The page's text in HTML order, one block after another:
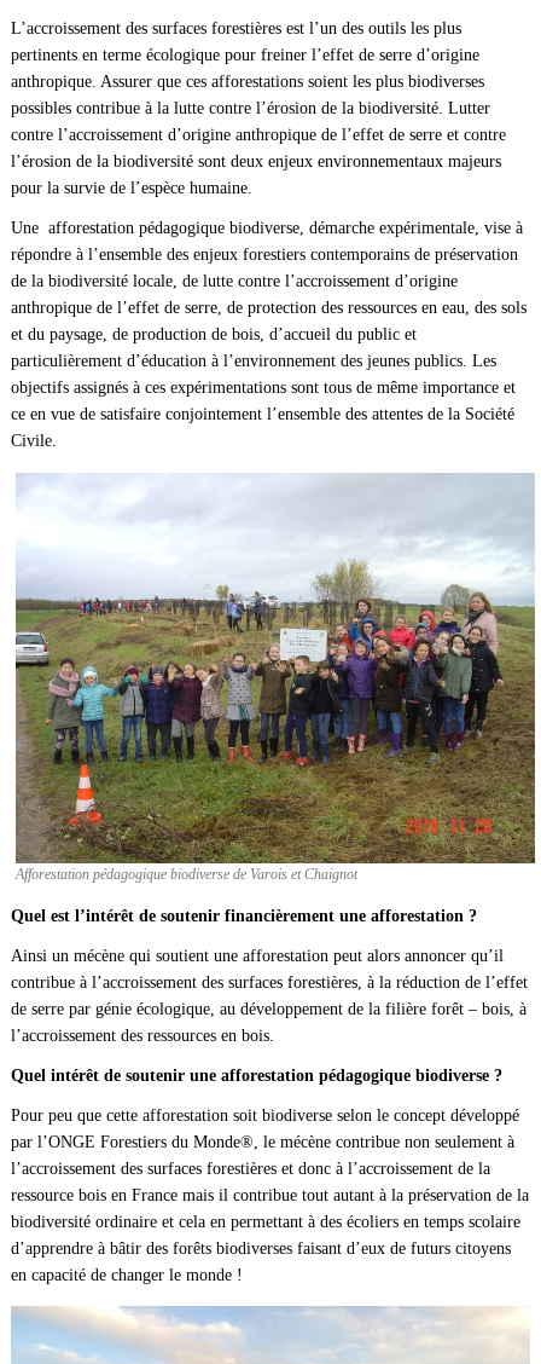
L’accroissement des surfaces forestières est l’un des outils les plus
pertinents en terme écologique pour freiner l’effet de serre d’origine
anthropique. Assurer que ces afforestations soient les plus biodiverses
possibles contribue à la lutte contre l’érosion de la biodiversité. Lutter
contre l’accroissement d’origine anthropique de l’effet de serre et contre
l’érosion de la biodiversité sont deux enjeux environnementaux majeurs
pour la survie de l’espèce humaine.
Une afforestation pédagogique biodiverse, démarche expérimentale, vise à
répondre à l’ensemble des enjeux forestiers contemporains de préservation
de la biodiversité locale, de lutte contre l’accroissement d’origine
anthropique de l’effet de serre, de protection des ressources en eau, des sols
et du paysage, de production de bois, d’accueil du public et
particulièrement d’éducation à l’environnement des jeunes publics. Les
objectifs assignés à ces expérimentations sont tous de même importance et
ce en vue de satisfaire conjointement l’ensemble des attentes de la Société
Civile.
Afforestation pédagogique biodiverse de Varois et Chaignot
Quel est l’intérêt de soutenir financièrement une afforestation ?
Ainsi un mécène qui soutient une afforestation peut alors annoncer qu’il
contribue à l’accroissement des surfaces forestières, à la réduction de l’effet
de serre par génie écologique, au développement de la filière forêt – bois, à
l’accroissement des ressources en bois.
Quel intérêt de soutenir une afforestation pédagogique biodiverse ?
Pour peu que cette afforestation soit biodiverse selon le concept développé
par l’ONGE Forestiers du Monde®, le mécène contribue non seulement à
l’accroissement des surfaces forestières et donc à l’accroissement de la
ressource bois en France mais il contribue tout autant à la préservation de la
biodiversité ordinaire et cela en permettant à des écoliers en temps scolaire
d’apprendre à bâtir des forêts biodiverses faisant d’eux de futurs citoyens
en capacité de changer le monde !